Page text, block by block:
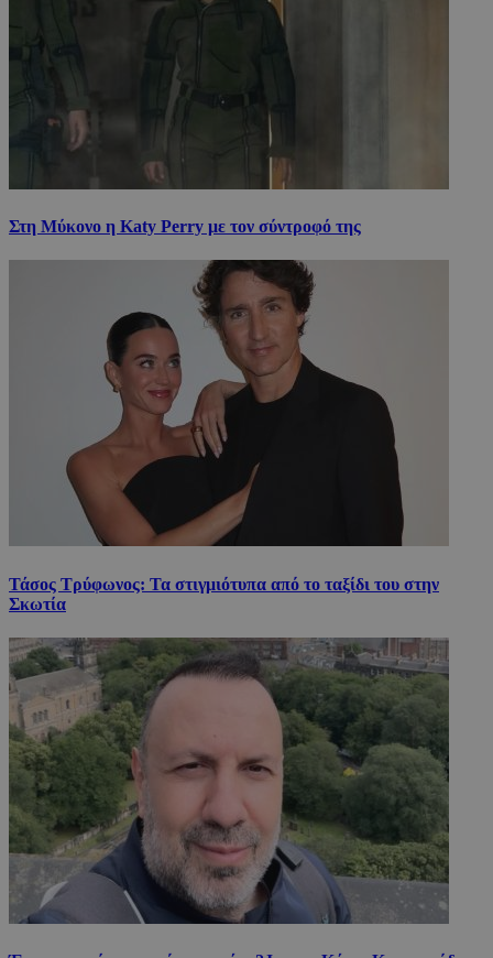
Στη Μύκονο η Katy Perry με τον σύντροφό της
Τάσος Τρύφωνος: Τα στιγμιότυπα από το ταξίδι του στην
Σκωτία